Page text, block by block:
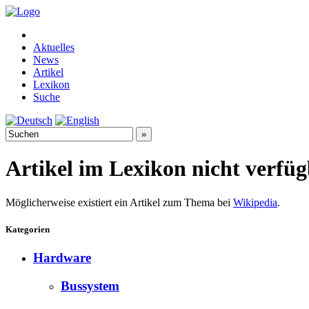
Aktuelles
News
Artikel
Lexikon
Suche
Artikel im Lexikon nicht
Möglicherweise existiert ein Artikel zum Thema bei Wikipedia.
Kategorien
Hardware
Bussystem